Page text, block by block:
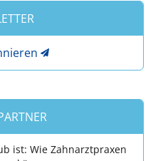
ist: Wie Zahnarztpraxen